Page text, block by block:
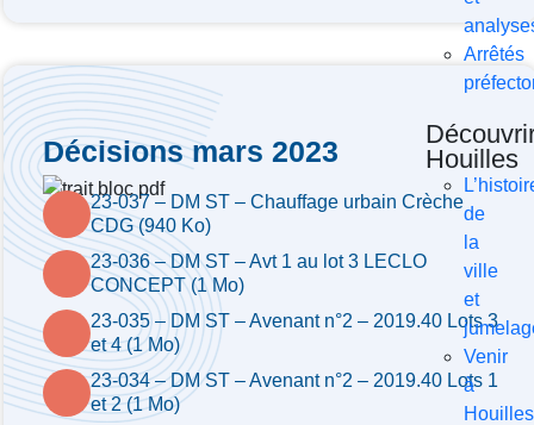
Arrêtés
Houilles
de
la
ville
et
Venir
à
Houilles
Décisions mars 2023
23-037 – DM ST – Chauffage urbain Crèche
CDG (940 Ko)
23-036 – DM ST – Avt 1 au lot 3 LECLO
CONCEPT (1 Mo)
23-035 – DM ST – Avenant n°2 – 2019.40 Lots 3
et 4 (1 Mo)
23-034 – DM ST – Avenant n°2 – 2019.40 Lots 1
et 2 (1 Mo)